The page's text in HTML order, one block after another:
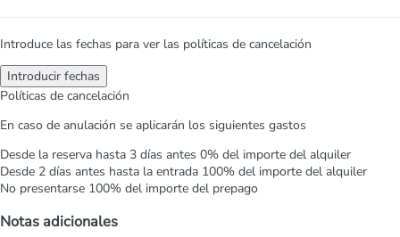
Introduce las fechas para ver las políticas de cancelación
Introducir fechas
Políticas de cancelación
En caso de anulación se aplicarán los siguientes gastos
Desde la reserva hasta 3 días antes 0% del importe del alquiler
Desde 2 días antes hasta la entrada 100% del importe del alquiler
No presentarse 100% del importe del prepago
Notas adicionales